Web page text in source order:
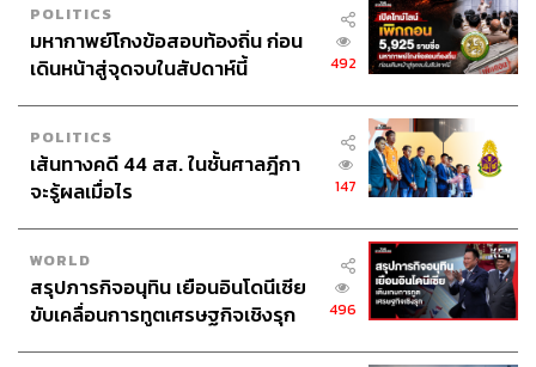
อาจารย์มานะฉายภาพแผลฝังลึกเหล่านี้ว่า พฤติกรรม
คอร์รัปชันโดยรวมยังเหมือนเดิมก่อนที่ชัชชาติจะเข้ามา
สินค้าเพื่อทำตลาดนัด ทั้งที่พื้นที่เหล่านั้นมีไว้เพื่อความ
ปลอดภัยยามเกิดเหตุฉุกเฉิน
“คอร์รัปชันในการจัดซื้อจัดจ้างยังมีอยู่กระจัดกระจายตามเขต
ต่างๆ เรายังได้ยินว่าเจ้าหน้าที่เรียกรับผลประโยชน์ ไม่ว่าจะ
เป็นนายช่างโยธา การอนุญาตก่อสร้างอาคาร หรืองานจัด
เก็บรายได้และภาษี ซึ่งเป็นเรื่องใหญ่มาก รูปแบบพฤติกรรม
ไม่ได้แตกต่างจากเดิม และเรายังไม่สามารถเอาชนะสิ่งเหล่า
นี้ได้”
POLITICS
มหากาพย์โกงข้อสอบท้องถิ่น ก่อน
เดินหน้าสู่จุดจบในสัปดาห์นี้
492
POLITICS
เส้นทางคดี 44 สส. ในชั้นศาลฎีกา
จะรู้ผลเมื่อไร
147
WORLD
สรุปภารกิจอนุทิน เยือนอินโดนีเซีย
ขับเคลื่อนการทูตเศรษฐกิจเชิงรุก
496